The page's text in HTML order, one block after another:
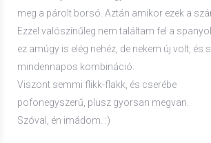
meg a párolt borsó. Aztán amikor ezek a
Ezzel valószínűleg nem találtam fel a
ez amúgy is elég nehéz, de nekem új volt, és
mindennapos kombináció.
Viszont semmi flikk-flakk, és cserébe
pofonegyszerű, plusz gyorsan megvan.
Szóval, én imádom. :)